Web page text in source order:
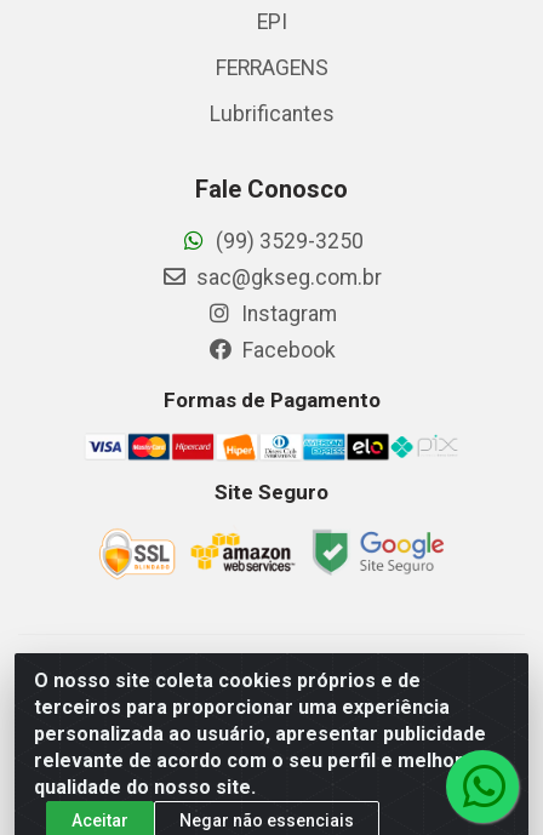
O nosso site coleta cookies próprios e de
terceiros para proporcionar uma experiência
personalizada ao usuário, apresentar publicidade
relevante de acordo com o seu perfil e melhorar a
qualidade do nosso site.
Aceitar Negar não essenciais
EPI
FERRAGENS
Lubrificantes
Fale Conosco
(99) 3529-3250
sac@gkseg.com.br
Instagram
Facebook
Formas de Pagamento
Site Seguro
GKSEG EPI Maquinas e Equipamentos LTDA - Av. Getulio
Vargas, 2066 Centro, Imperatriz/MA - CEP 65.903-280 - CNPJ
11.191.946/0001-07 - Horários: Segunda-Sexta 08as18hs,
Sábados 08as12hs